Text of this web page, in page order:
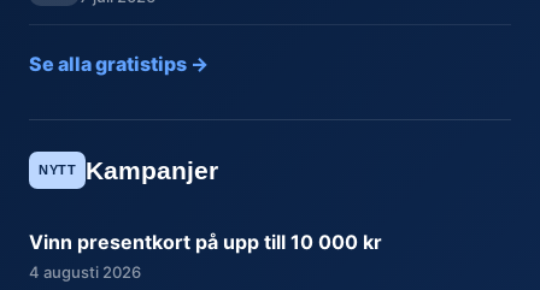
Se alla gratistips →
NYTT Kampanjer
Vinn presentkort på upp till 10 000 kr
4 augusti 2026